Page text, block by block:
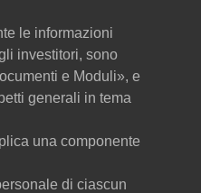
le informazioni
investitori, sono
e Moduli», e
generali in tema
una componente
di ciascun